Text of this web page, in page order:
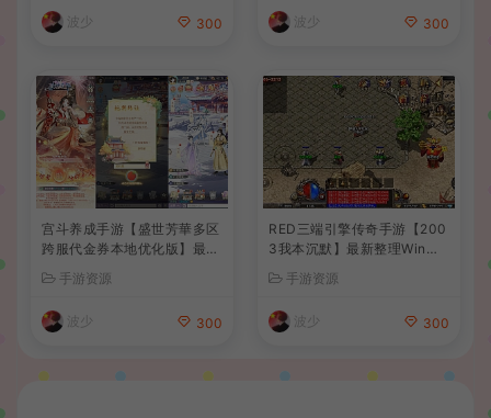
波少 300 波少 300
宫斗养成手游【盛世芳華多区
跨服代金券本地优化版】最新
手工服务端+CDK授权后台
+安卓+详细搭建教程
手游资源
波少 300
RED三端引擎传奇手游【200
3我本沉默】最新整理Win系
细搭建教程
手游资源
波少 300